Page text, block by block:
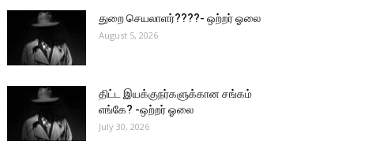
துறை செயலாளர்????- ஒற்றர் ஓலை
August 5, 2026
திட்ட இயக்குநர்களுக்கான சங்கம்
எங்கே? -ஒற்றர் ஓலை
July 30, 2026